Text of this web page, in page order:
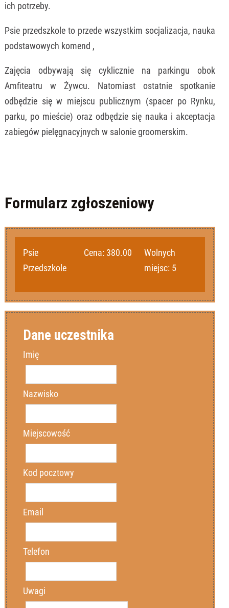
ich potrzeby.
Psie przedszkole to przede wszystkim socjalizacja, nauka
podstawowych komend ,
Zajęcia odbywają się cyklicznie na parkingu obok
Amfiteatru w Żywcu. Natomiast ostatnie spotkanie
odbędzie się w miejscu publicznym (spacer po Rynku,
parku, po mieście) oraz odbędzie się nauka i akceptacja
zabiegów pielęgnacyjnych w salonie groomerskim.
Formularz zgłoszeniowy
Psie
Przedszkole
Cena: 380.00
Wolnych
miejsc: 5
Dane uczestnika
Imię
Nazwisko
Miejscowość
Kod pocztowy
Email
Telefon
Uwagi